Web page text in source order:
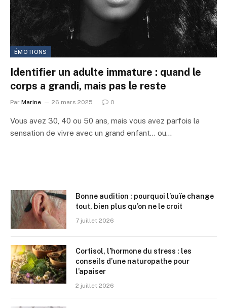
ÉMOTIONS
Identifier un adulte immature : quand le
corps a grandi, mais pas le reste
Par Marine 26 mars 2025 0
Vous avez 30, 40 ou 50 ans, mais vous avez parfois la
sensation de vivre avec un grand enfant… ou…
Bonne audition : pourquoi l’ouïe change
tout, bien plus qu’on ne le croit
7 juillet 2026
Cortisol, l’hormone du stress : les
conseils d’une naturopathe pour
l’apaiser
2 juillet 2026